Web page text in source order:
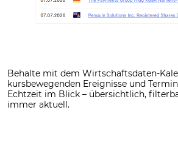
Behalte mit dem Wirtschaftsdaten-
kursbewegenden Ereignisse und
Echtzeit im Blick – übersichtlich,
immer aktuell.